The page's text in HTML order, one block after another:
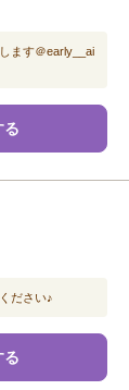
ます＠early__ai
る
ださい♪
る